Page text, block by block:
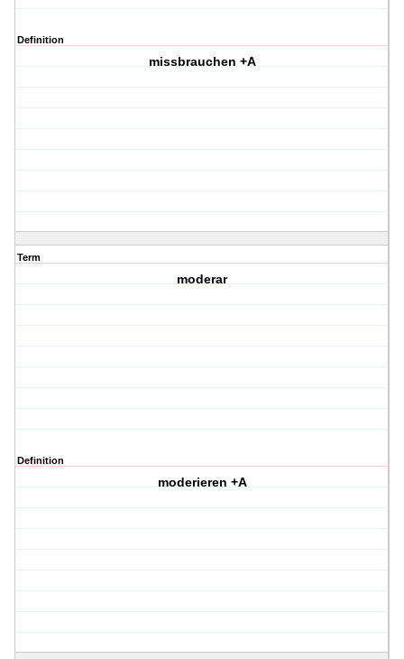
Definition
missbrauchen +A
Term
moderar
Definition
moderieren +A